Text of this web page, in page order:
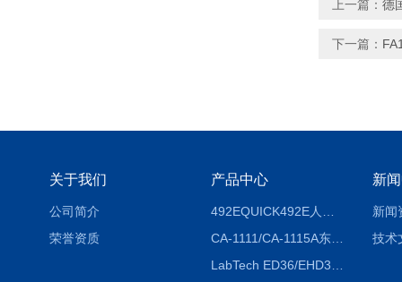
上一篇： 德
下一篇：
关于我们
公司简介
荣誉资质
产品中心
CA-1111/CA-1115A东京理化EYELA CA-1111/CA-1115A冷却水循环装置
新
新闻
技术